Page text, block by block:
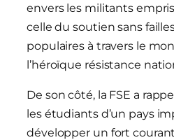
envers les militants
celle du soutien sans
populaires à travers le
l’héroïque résistance
De son côté, la FSE a
les étudiants d’un pays
développer un fort